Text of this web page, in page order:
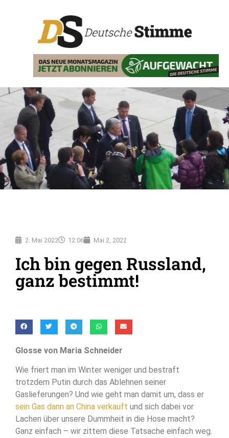
2. Mai 2022 12:06 Mai 2, 2022
Ich bin gegen Russland,
ganz bestimmt!
Glosse von Maria Schneider
Wie friert man im Winter weniger und bestraft
trotzdem Putin durch das Ablehnen seiner
Gaslieferungen? Und wie geht man damit um, dass er
sein Gas dann an China verkauft und sich dabei vor
Lachen über unsere Dummheit in die Hose macht?
Ganz einfach – wir zittern diese Tatsache einfach weg.